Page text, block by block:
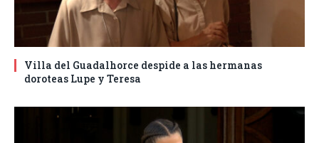
Villa del Guadalhorce despide a las hermanas
doroteas Lupe y Teresa